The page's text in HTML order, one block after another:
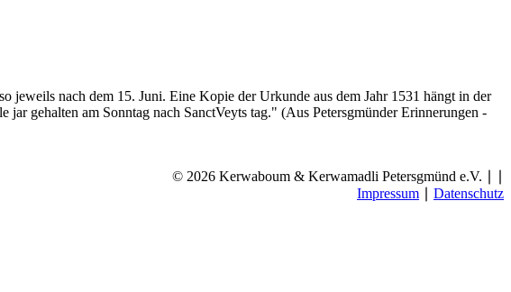
jeweils nach dem 15. Juni. Eine Kopie der Urkunde aus dem Jahr 1531 hängt in der
gehalten am Sonntag nach SanctVeyts tag." (Aus Petersgmünder Erinnerungen -
© 2026 Kerwaboum & Kerwamadli Petersgmünd e.V. ∣
Impressum
Datenschutz